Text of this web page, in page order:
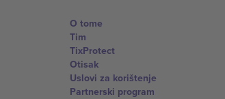
O tome
Tim
TixProtect
Otisak
Uslovi za korištenje
Partnerski program